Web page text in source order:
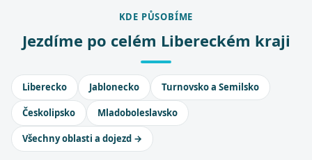
KDE PŮSOBÍME
Jezdíme po celém Libereckém kraji
Liberecko Jablonecko Turnovsko a Semilsko
Českolipsko Mladoboleslavsko
Všechny oblasti a dojezd →